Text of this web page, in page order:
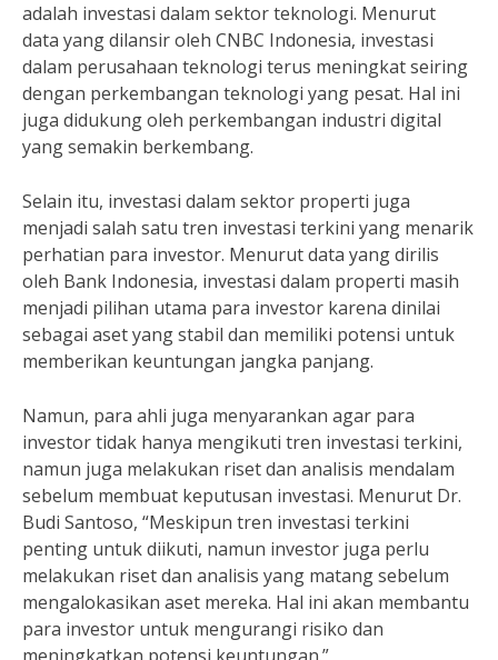
adalah investasi dalam sektor teknologi. Menurut
data yang dilansir oleh CNBC Indonesia, investasi
dalam perusahaan teknologi terus meningkat seiring
dengan perkembangan teknologi yang pesat. Hal ini
juga didukung oleh perkembangan industri digital
yang semakin berkembang.
Selain itu, investasi dalam sektor properti juga
menjadi salah satu tren investasi terkini yang menarik
perhatian para investor. Menurut data yang dirilis
oleh Bank Indonesia, investasi dalam properti masih
menjadi pilihan utama para investor karena dinilai
sebagai aset yang stabil dan memiliki potensi untuk
memberikan keuntungan jangka panjang.
Namun, para ahli juga menyarankan agar para
investor tidak hanya mengikuti tren investasi terkini,
namun juga melakukan riset dan analisis mendalam
sebelum membuat keputusan investasi. Menurut Dr.
Budi Santoso, “Meskipun tren investasi terkini
penting untuk diikuti, namun investor juga perlu
melakukan riset dan analisis yang matang sebelum
mengalokasikan aset mereka. Hal ini akan membantu
para investor untuk mengurangi risiko dan